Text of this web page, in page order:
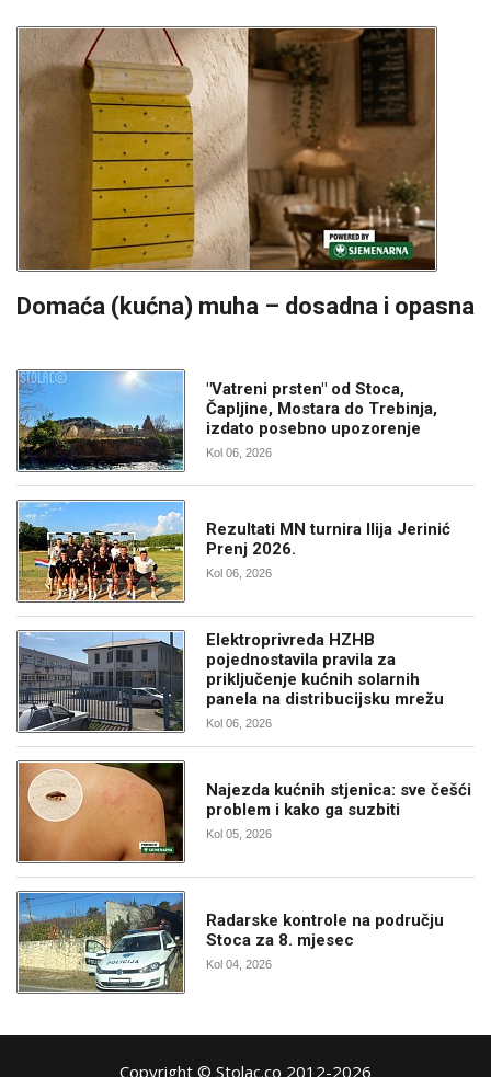
Domaća (kućna) muha – dosadna i opasna
"Vatreni prsten" od Stoca,
Čapljine, Mostara do Trebinja,
izdato posebno upozorenje
Kol 06, 2026
Rezultati MN turnira Ilija Jerinić
Prenj 2026.
Kol 06, 2026
Elektroprivreda HZHB
pojednostavila pravila za
priključenje kućnih solarnih
panela na distribucijsku mrežu
Kol 06, 2026
Najezda kućnih stjenica: sve češći
problem i kako ga suzbiti
Kol 05, 2026
Radarske kontrole na području
Stoca za 8. mjesec
Kol 04, 2026
Copyright © Stolac.co 2012-2026